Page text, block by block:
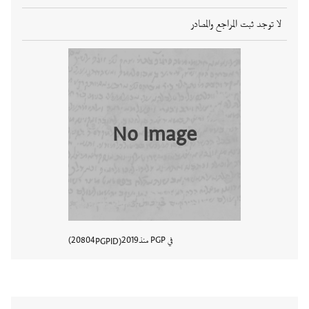
لا توجد ثبت المراجع والمصادر
No Image
في PGP منذ 2019
PGPID
20804